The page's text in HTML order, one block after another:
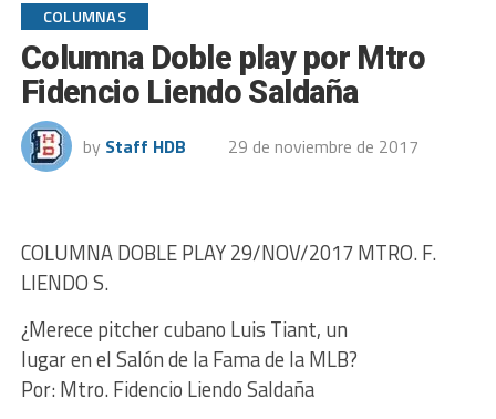
COLUMNAS
Columna Doble play por Mtro
Fidencio Liendo Saldaña
by Staff HDB 29 de noviembre de 2017
COLUMNA DOBLE PLAY 29/NOV/2017 MTRO. F.
LIENDO S.
¿Merece pitcher cubano Luis Tiant, un
lugar en el Salón de la Fama de la MLB?
Por: Mtro. Fidencio Liendo Saldaña